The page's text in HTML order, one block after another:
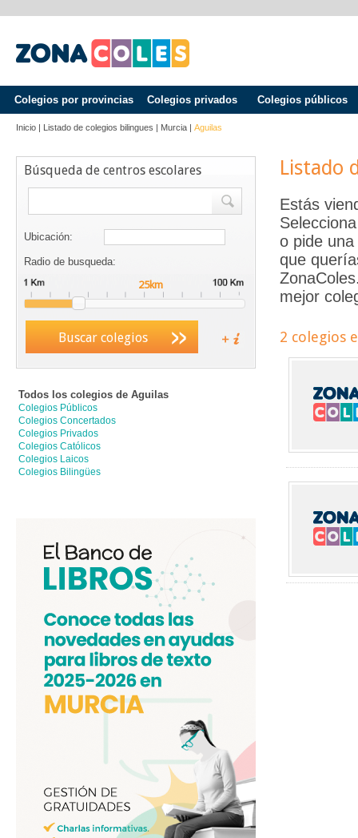
Colegios por provincias Colegios privados Colegios públicos
Inicio | Listado de colegios bilingues | Murcia | Aguilas
Búsqueda de centros escolares
Ubicación:
Radio de busqueda:
Buscar colegios
Todos los colegios de Aguilas
Colegios Públicos
Colegios Concertados
Colegios Privados
Colegios Católicos
Colegios Laicos
Colegios Bilingües
Listado
Estás
o pide
que
mejor
2 colegios